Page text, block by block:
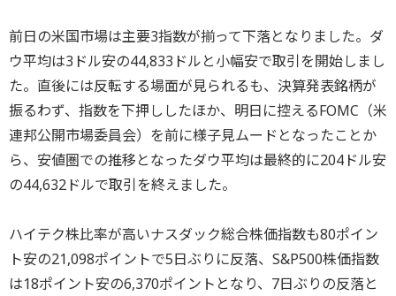
前日の米国市場は主要3指数が揃って下落となりました。ダ
ウ平均は3ドル安の44,833ドルと小幅安で取引を開始しまし
た。直後には反転する場面が見られるも、決算発表銘柄が
振るわず、指数を下押ししたほか、明日に控えるFOMC（米
連邦公開市場委員会）を前に様子見ムードとなったことか
ら、安値圏での推移となったダウ平均は最終的に204ドル安
の44,632ドルで取引を終えました。
ハイテク株比率が高いナスダック総合株価指数も80ポイン
ト安の21,098ポイントで5日ぶりに反落、S&P500株価指数
は18ポイント安の6,370ポイントとなり、7日ぶりの反落と